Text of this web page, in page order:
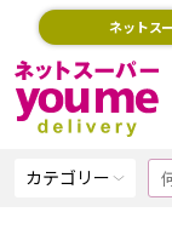
ネットス
カテゴリー